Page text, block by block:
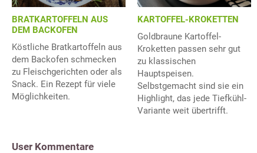
BRATKARTOFFELN AUS
DEM BACKOFEN
Köstliche Bratkartoffeln aus
dem Backofen schmecken
zu Fleischgerichten oder als
Snack. Ein Rezept für viele
Möglichkeiten.
KARTOFFEL-KROKETTEN
Goldbraune Kartoffel-
Kroketten passen sehr gut
zu klassischen
Hauptspeisen.
Selbstgemacht sind sie ein
Highlight, das jede Tiefkühl-
Variante weit übertrifft.
User Kommentare